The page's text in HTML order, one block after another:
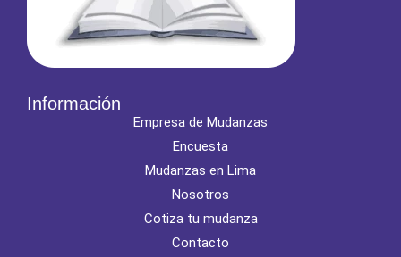
Información
Empresa de Mudanzas
Encuesta
Mudanzas en Lima
Nosotros
Cotiza tu mudanza
Contacto